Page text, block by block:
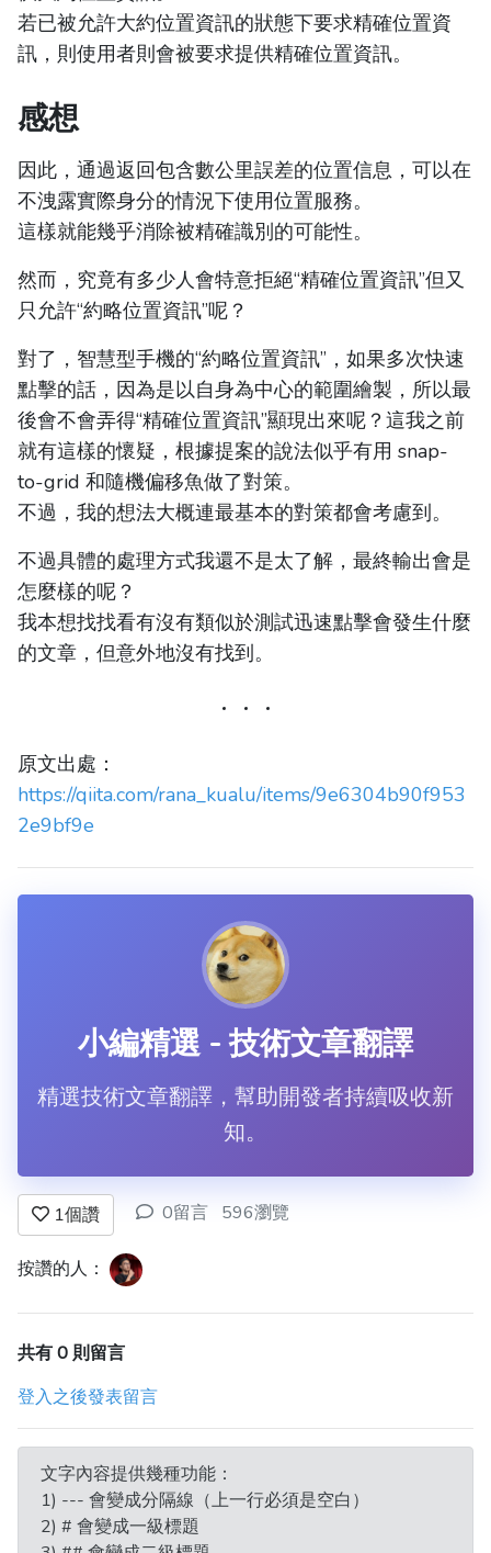
若已被允許大約位置資訊的狀態下要求精確位置資
訊，則使用者則會被要求提供精確位置資訊。
感想
因此，通過返回包含數公里誤差的位置信息，可以在
不洩露實際身分的情況下使用位置服務。
這樣就能幾乎消除被精確識別的可能性。
然而，究竟有多少人會特意拒絕“精確位置資訊”但又
只允許“約略位置資訊”呢？
對了，智慧型手機的“約略位置資訊”，如果多次快速
點擊的話，因為是以自身為中心的範圍繪製，所以最
後會不會弄得“精確位置資訊”顯現出來呢？這我之前
就有這樣的懷疑，根據提案的說法似乎有用 snap-
to-grid 和隨機偏移魚做了對策。
不過，我的想法大概連最基本的對策都會考慮到。
不過具體的處理方式我還不是太了解，最終輸出會是
怎麼樣的呢？
我本想找找看有沒有類似於測試迅速點擊會發生什麼
的文章，但意外地沒有找到。
原文出處：
https://qiita.com/rana_kualu/items/9e6304b90f953
2e9bf9e
小編精選 - 技術文章翻譯
精選技術文章翻譯，幫助開發者持續吸收新
知。
1個讚 0留言 596瀏覽
按讚的人：
共有 0 則留言
登入之後發表留言
文字內容提供幾種功能：
1) --- 會變成分隔線（上一行必須是空白）
2) # 會變成一級標題